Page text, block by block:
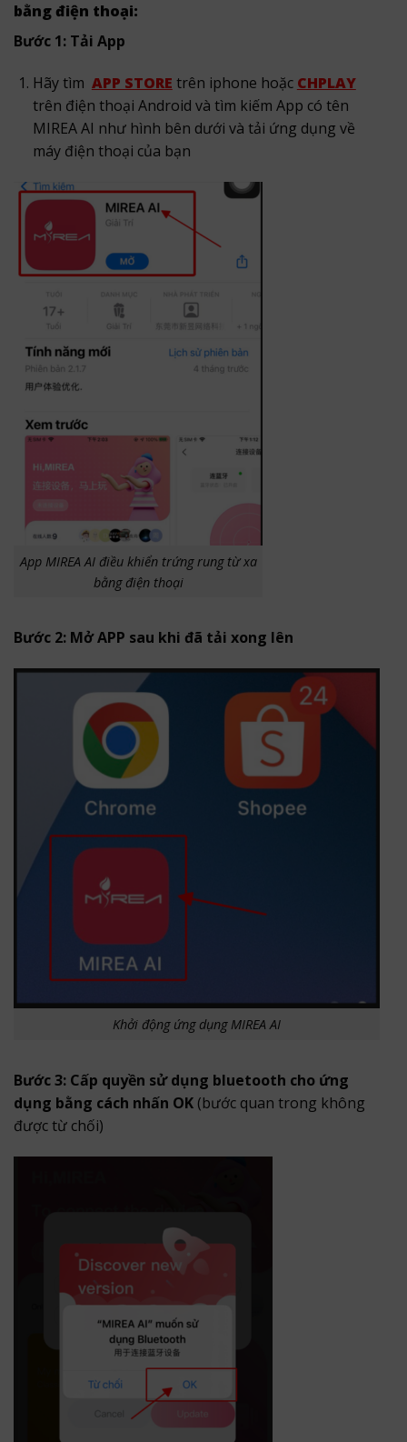
bằng điện thoại:
Bước 1: Tải App
Hãy tìm APP STORE trên iphone hoặc CHPLAY
trên điện thoại Android và tìm kiếm App có tên
MIREA AI như hình bên dưới và tải ứng dụng về
máy điện thoại của bạn
App MIREA AI điều khiển trứng rung từ xa
bằng điện thoại
Bước 2: Mở APP sau khi đã tải xong lên
Khởi động ứng dụng MIREA AI
Bước 3: Cấp quyền sử dụng bluetooth cho ứng
dụng bằng cách nhấn OK (bước quan trong không
được từ chối)